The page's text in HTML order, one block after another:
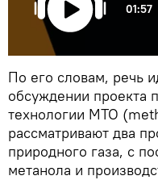
01:57
По его словам, речь
обсуждении проекта
технологии МТО
рассматривают два
природного газа, с
метанола и